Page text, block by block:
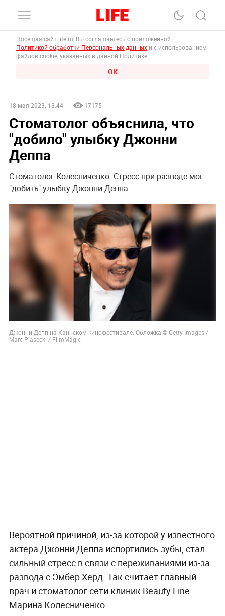
Посещая сайт life.ru, Вы соглашаетесь с приложенной
Политикой обработки Персональных данных и с использованием
файлов cookie, указанных в данной Политике.
ОК
18 мая 2023, 13:44 17175
Стоматолог объяснила, что
"добило" улыбку Джонни
Деппа
Стоматолог Колесниченко: Стресс при разводе мог
"добить" улыбку Джонни Деппа
Джонни Депп на Каннском кинофестивале. Обложка © Getty Images /
Marc Piasecki / FilmMagic
Вероятной причиной, из-за которой у известного
актёра Джонни Деппа испортились зубы, стал
сильный стресс в связи с переживаниями из-за
развода с Эмбер Хёрд. Так считает главный
врач и стоматолог сети клиник Beauty Line
Марина Колесниченко.